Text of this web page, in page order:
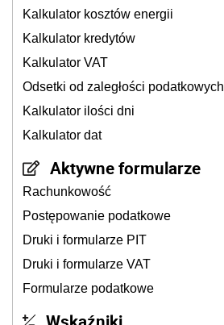
Kalkulator kosztów energii
Kalkulator kredytów
Kalkulator VAT
Odsetki od zaległości podatkowych
Kalkulator ilości dni
Kalkulator dat
Aktywne formularze
Rachunkowość
Postępowanie podatkowe
Druki i formularze PIT
Druki i formularze VAT
Formularze podatkowe